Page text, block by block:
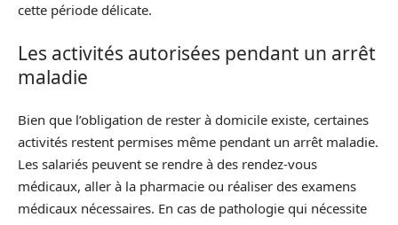
cette période délicate.
Les activités autorisées pendant un arrêt
maladie
Bien que l’obligation de rester à domicile existe, certaines
activités restent permises même pendant un arrêt maladie.
Les salariés peuvent se rendre à des rendez-vous
médicaux, aller à la pharmacie ou réaliser des examens
médicaux nécessaires. En cas de pathologie qui nécessite